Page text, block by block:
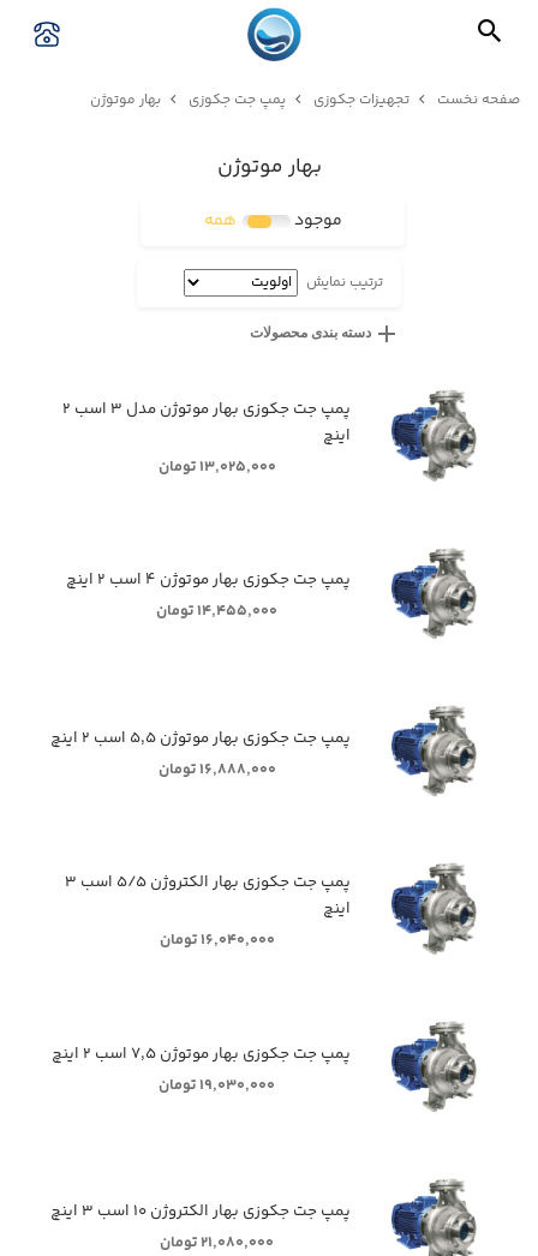
صفحه نخست تجهیزات جکوزی پمپ جت جکوزی بهار موتوژن
همه موجود
بهار موتوژن
ترتیب نمایش
دسته بندی محصولات
پمپ جت جکوزی بهار موتوژن مدل ۳ اسب ۲
اینچ
۱۳,۰۲۵,۰۰۰ تومان
پمپ جت جکوزی بهار موتوژن ۴ اسب ۲ اینچ
۱۴,۴۵۵,۰۰۰ تومان
پمپ جت جکوزی بهار موتوژن ۵,۵ اسب ۲ اینچ
۱۶,۸۸۸,۰۰۰ تومان
پمپ جت جکوزی بهار الکتروژن ۵/۵ اسب ۳
اینچ
۱۶,۰۴۰,۰۰۰ تومان
پمپ جت جکوزی بهار موتوژن ۷,۵ اسب ۲ اینچ
۱۹,۰۳۰,۰۰۰ تومان
پمپ جت جکوزی بهار الکتروژن ۱۰ اسب ۳ اینچ
۲۱,۰۸۰,۰۰۰ تومان